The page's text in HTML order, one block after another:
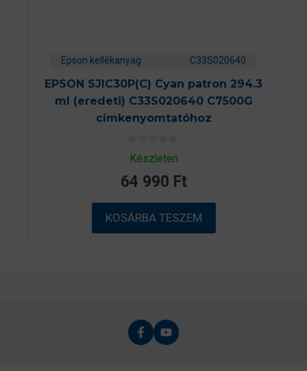
Epson kellékanyag C33S020640
EPSON SJIC30P(C) Cyan patron 294.3
ml (eredeti) C33S020640 C7500G
címkenyomtatóhoz
0
a
5
b
ő
l
Készleten
64 990 Ft
KOSÁRBA TESZEM